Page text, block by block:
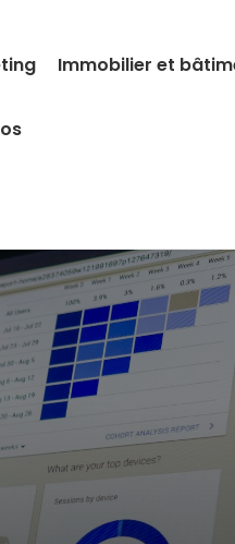
Immobilier et